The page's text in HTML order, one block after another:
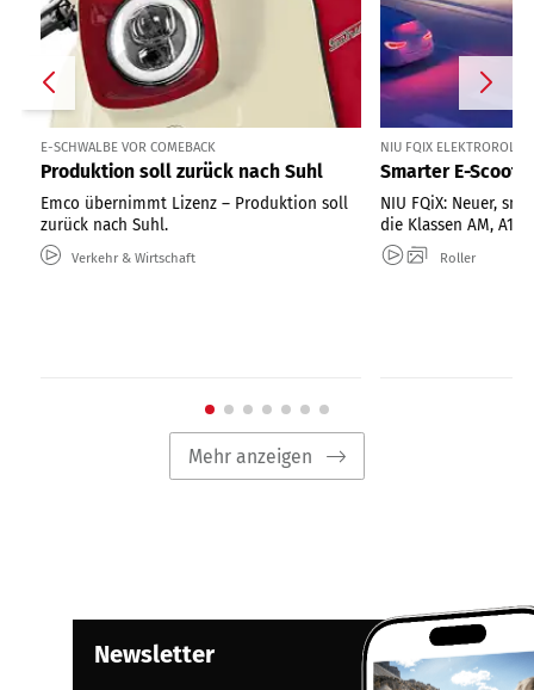
E-SCHWALBE VOR COMEBACK
Produktion soll zurück nach Suhl
Emco übernimmt Lizenz – Produktion soll
zurück nach Suhl.
Verkehr & Wirtschaft
NIU FQIX
Smarter E-
NIU FQiX: Neuer,
die Klassen AM, A1
Roller
Mehr anzeigen
Newsletter